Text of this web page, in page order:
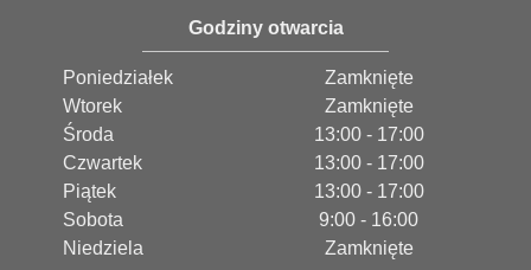
Godziny otwarcia
Poniedziałek
Zamknięte
Wtorek
Zamknięte
Środa
13:00 - 17:00
Czwartek
13:00 - 17:00
Piątek
13:00 - 17:00
Sobota
9:00 - 16:00
Niedziela
Zamknięte